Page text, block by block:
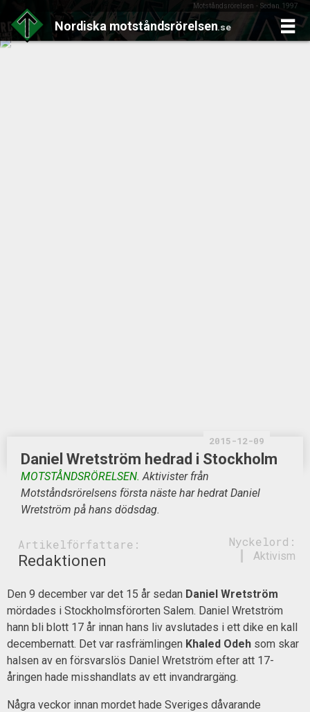
Motståndsrörelsen - Sedan 1997
Nordiska motståndsrörelsen.se
2015-12-09
Daniel Wretström hedrad i Stockholm
MOTSTÅNDSRÖRELSEN. Aktivister från
Motståndsrörelsens första näste har hedrat Daniel
Wretström på hans dödsdag.
Artikelförfattare:
Redaktionen
Nyckelord:
Aktivism
Den 9 december var det 15 år sedan Daniel Wretström
mördades i Stockholmsförorten Salem. Daniel Wretström
hann bli blott 17 år innan hans liv avslutades i ett dike en kall
decembernatt. Det var rasfrämlingen Khaled Odeh som skar
halsen av en försvarslös Daniel Wretström efter att 17-
åringen hade misshandlats av ett invandrargäng.
Några veckor innan mordet hade Sveriges dåvarande